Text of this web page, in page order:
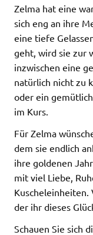
Zelma hat eine
sich eng an ihre
eine tiefe
geht, wird sie zur
inzwischen eine
natürlich nicht zu
oder ein
im Kurs.
Für Zelma
dem sie endlich
ihre goldenen
mit viel Liebe,
Kuscheleinheiten.
der ihr dieses
Schauen Sie sich